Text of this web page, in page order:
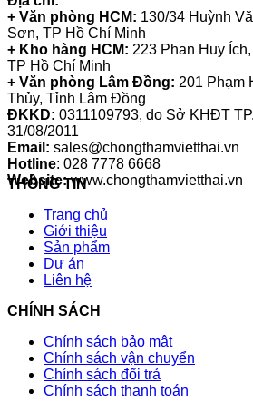
+ Văn phòng HCM: 130/34 Huỳnh
Sơn, TP Hồ Chí Minh
+ Kho hàng HCM: 223 Phan Huy
TP Hồ Chí Minh
+ Văn phòng Lâm Đồng: 201 Phạm
Thủy, Tỉnh Lâm Đồng
ĐKKD: 0311109793, do Sở KHĐT
31/08/2011
Email: sales@chongthamvietthai.vn
Hotline: 028 7778 6668
Website:www.chongthamvietthai.vn
THÔNG TIN
Trang chủ
Giới thiệu
Sản phẩm
Dự án
Liên hệ
CHÍNH SÁCH
Chính sách bảo mật
Chính sách vận chuyển
Chính sách đổi trả
Chính sách thanh toán